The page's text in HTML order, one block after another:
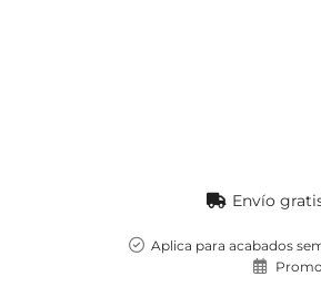
Envío
Aplica para acabados